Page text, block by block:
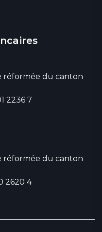
réformée du canton
2236 7
réformée du canton
2620 4